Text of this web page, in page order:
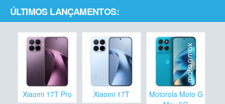
ÚLTIMOS LANÇAMENTOS:
Xiaomi 17T Pro Xiaomi 17T
Motorola Moto G